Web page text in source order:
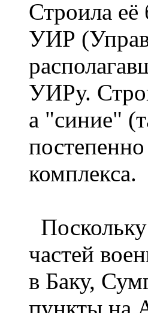
Строила её
УИР
УИРу.
а "синие"
комплекса.
частей
в Баку,